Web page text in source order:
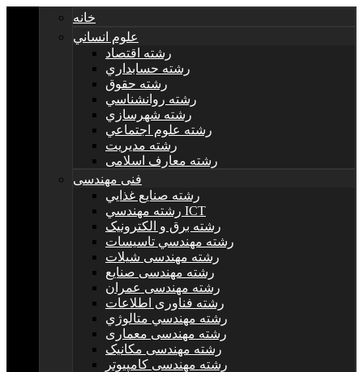
خانه
علوم انساني
رشته اقتصاد
رشته حسابداري
رشته حقوق
رشته روانشناسي
رشته شهرسازي
رشته علوم اجتماعي
رشته مديريت
رشته معارف اسلامی
فنی مهندسی
رشته صنايع غذايي
رشته مهندسي ICT
رشته برق و الکترونيک
رشته مهندسي تاسيسات
رشته مهندسی شیلات
رشته مهندسی صنایع
رشته مهندسی عمران
رشته فناوری اطلاعات
رشته مهندسي متالوژي
رشته مهندسی معماری
رشته مهندسی مکانیک
رشته مهندسی کامپیوتر